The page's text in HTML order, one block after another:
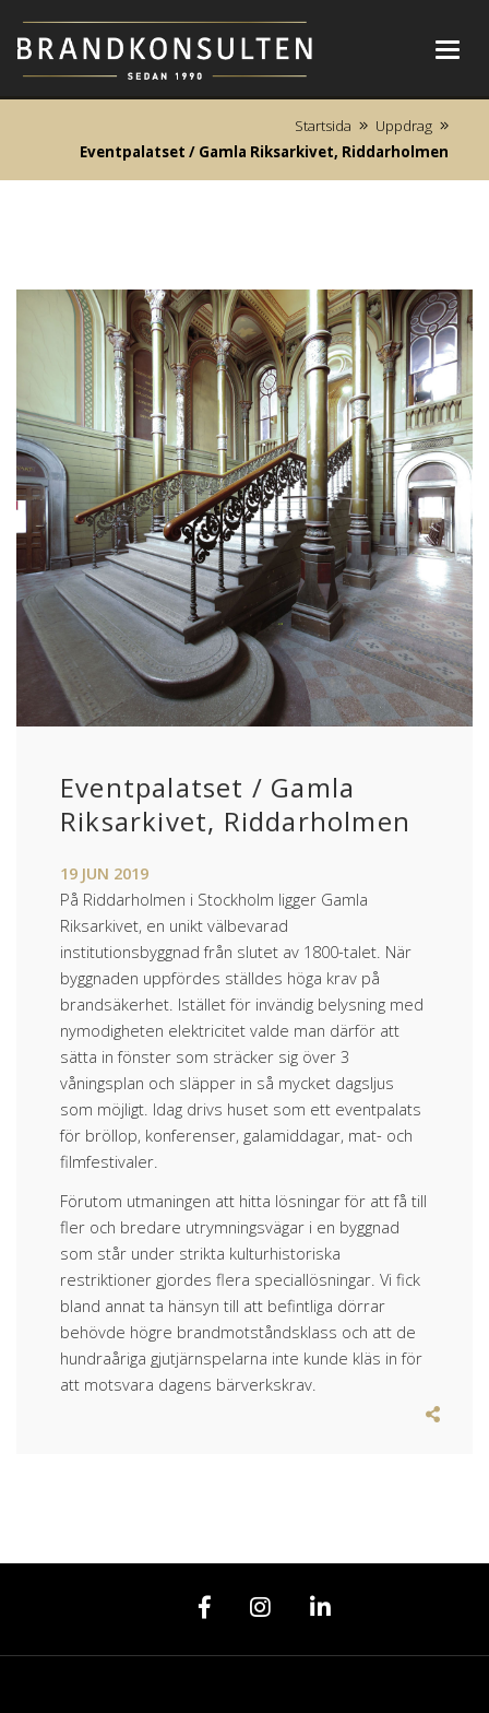
Startsida
Uppdrag
Eventpalatset / Gamla Riksarkivet, Riddarholmen
Eventpalatset / Gamla
Riksarkivet, Riddarholmen
19 JUN 2019
På Riddarholmen i Stockholm ligger Gamla
Riksarkivet, en unikt välbevarad
institutionsbyggnad från slutet av 1800-­talet. När
byggnaden uppfördes ställdes höga krav på
brandsäkerhet. Istället för invändig belysning med
nymodigheten elektricitet valde man därför att
sätta in fönster som sträcker sig över 3
våningsplan och släpper in så mycket dagsljus
som möjligt. Idag drivs huset som ett eventpalats
för bröllop, konferenser, galamiddagar, mat- och
filmfestivaler.
Förutom utmaningen att hitta lösningar för att få till
fler och bredare utrymningsvägar i en byggnad
som står under strikta kulturhistoriska
restriktioner gjordes flera speciallösningar. Vi fick
bland annat ta hänsyn till att befintliga dörrar
behövde högre brandmotståndsklass och att de
hundraåriga gjutjärnspelarna inte kunde kläs in för
att motsvara dagens bärverkskrav.